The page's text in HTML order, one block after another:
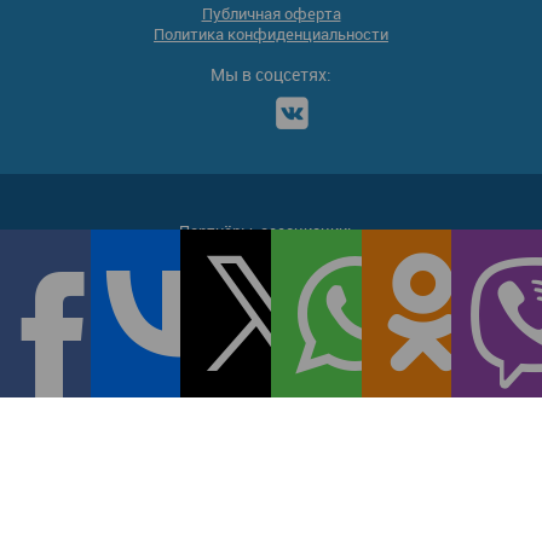
Публичная оферта
Политика конфиденциальности
Мы в соцсетях:
Партнёры-ассоциации: